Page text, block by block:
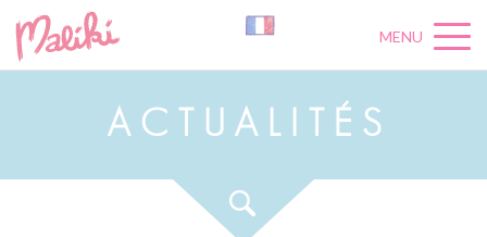
MENU
A C U A L É S